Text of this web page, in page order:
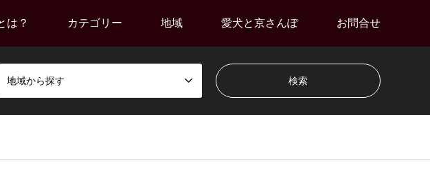
は？ カテゴリー 地域 愛犬と京さんぽ お問合せ
地域から探す